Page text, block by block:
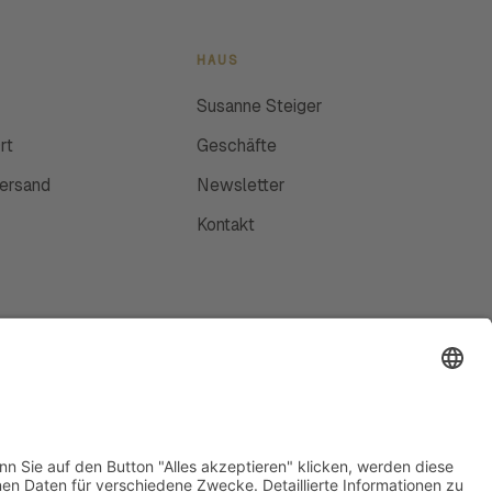
HAUS
Susanne Steiger
Geschäfte
Newsletter
Kontakt